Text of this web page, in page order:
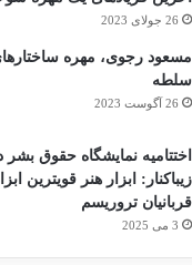
26 جولای 2023
مسعود رجوی، مهره
سلطه
26 آگوست 2023
اختتامیه نمایشگاه حقوق
زیباکنار: ابزار هنر قویترین
قربانیان تروریسم
3 می 2025